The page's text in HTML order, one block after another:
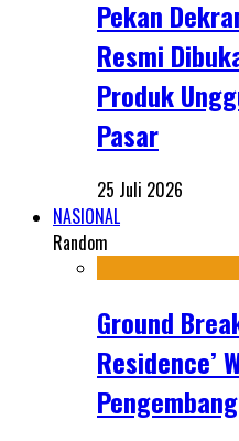
Pekan
Resmi
Produk
Pasar
25 Juli 2026
NASIONAL
Random
Ground
Residence’